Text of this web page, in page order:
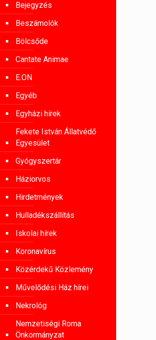
Bejegyzés
Beszámolók
Bölcsőde
Cantate Animae
E.ON
Egyéb
Egyházi hírek
Fekete István Állatvédő
Egyesület
Gyógyszertár
Háziorvos
Hirdetmények
Hulladékszállítás
Iskolai hírek
Koronavírus
Közérdekű Közlemény
Művelődési Ház hírei
Nekrológ
Nemzetiségi Roma
Önkormányzat